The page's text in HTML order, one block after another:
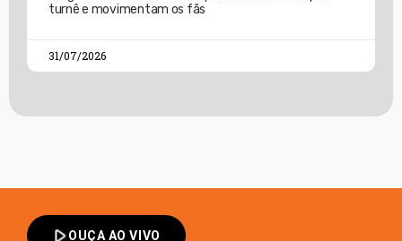
turnê e movimentam os fãs
31/07/2026
play_arrowOUÇA AO VIVO